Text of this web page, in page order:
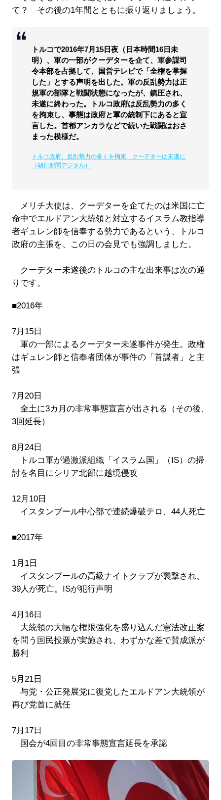
て？ その後の1年間とともに振り返りましょう。
トルコで2016年7月15日夜（日本時間16日未
明）、軍の一部がクーデターを企て、軍参謀司
令本部を占拠して、国営テレビで「全権を掌握
した」とする声明を出した。軍の反乱勢力は正
規軍の部隊と戦闘状態になったが、鎮圧され、
未遂に終わった。トルコ政府は反乱勢力の多く
を拘束し、事態は政府と軍の統制下にあると宣
言した。首都アンカラなどで続いた戦闘はおさ
まった模様だ。
トルコ政府、反乱勢力の多くを拘束 クーデターは未遂に
（朝日新聞デジタル）
メリチ大使は、クーデターを企てたのは米国に亡
命中でエルドアン大統領と対立するイスラム教指導
者ギュレン師を信奉する勢力であるという、トルコ
政府の主張を、この日の会見でも強調しました。
クーデター未遂後のトルコの主な出来事は次の通
りです。
■2016年
7月15日
軍の一部によるクーデター未遂事件が発生。政権
はギュレン師と信奉者団体が事件の「首謀者」と主
張
7月20日
全土に3カ月の非常事態宣言が出される（その後、
3回延長）
8月24日
トルコ軍が過激派組織「イスラム国」（IS）の掃
討を名目にシリア北部に越境侵攻
12月10日
イスタンブール中心部で連続爆破テロ、44人死亡
■2017年
1月1日
イスタンブールの高級ナイトクラブが襲撃され、
39人が死亡。ISが犯行声明
4月16日
大統領の大幅な権限強化を盛り込んだ憲法改正案
を問う国民投票が実施され、わずかな差で賛成派が
勝利
5月21日
与党・公正発展党に復党したエルドアン大統領が
再び党首に就任
7月17日
国会が4回目の非常事態宣言延長を承認